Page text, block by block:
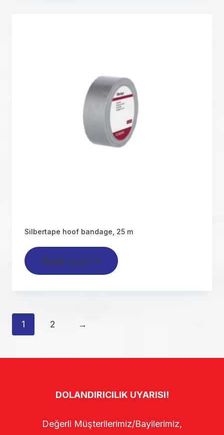
Silbertape hoof bandage, 25 m
Read more
1 2 →
DOLANDIRICILIK UYARISI!
Değerli Müşterilerimiz/Bayilerimiz,